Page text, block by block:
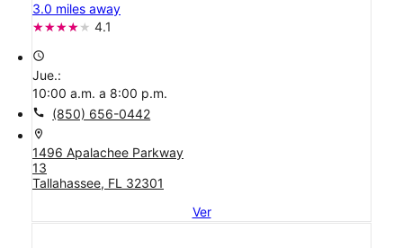
3.0 miles away
4.1
access_time
Jue.:
10:00 a.m. a 8:00 p.m.
call (850) 656-0442
location_on
1496 Apalachee Parkway
13
Tallahassee, FL 32301
Ver